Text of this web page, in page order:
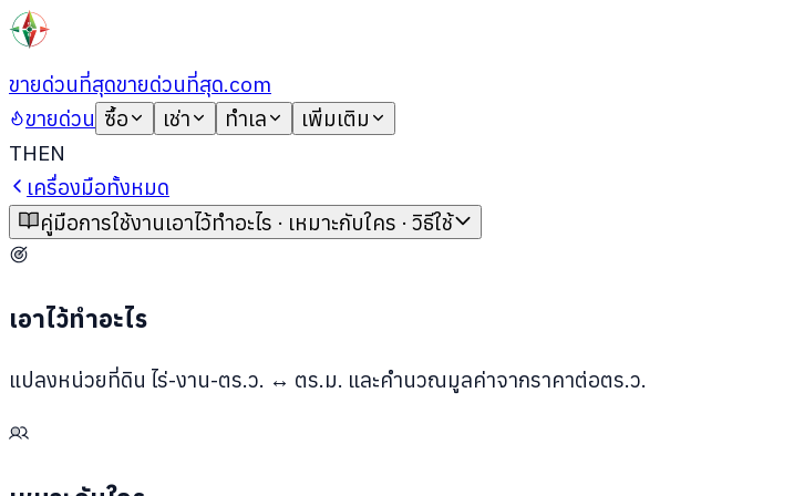
ขายด่วนที่สุดขายด่วนที่สุด.com
ขายด่วน ซื้อ เช่า ทำเล
เพิ่มเติม
THEN
เครื่องมือทั้งหมด
คู่มือการใช้งานเอาไว้ทำอะไร · เหมาะกับใคร · วิธีใช้
เอาไว้ทำอะไร
แปลงหน่วยที่ดิน ไร่-งาน-ตร.ว. ↔ ตร.ม. และคำนวณมูลค่าจากราคาต่อตร.ว.